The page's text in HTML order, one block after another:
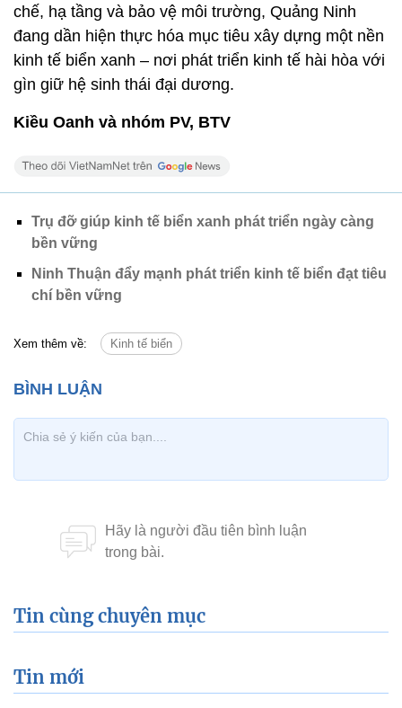
chế, hạ tầng và bảo vệ môi trường, Quảng Ninh
đang dần hiện thực hóa mục tiêu xây dựng một nền
kinh tế biển xanh – nơi phát triển kinh tế hài hòa với
gìn giữ hệ sinh thái đại dương.
Kiều Oanh và nhóm PV, BTV
Trụ đỡ giúp kinh tế biển xanh phát triển ngày càng
bền vững
Ninh Thuận đẩy mạnh phát triển kinh tế biển đạt tiêu
chí bền vững
Xem thêm về: Kinh tế biển
Tin cùng chuyên mục
Tin mới